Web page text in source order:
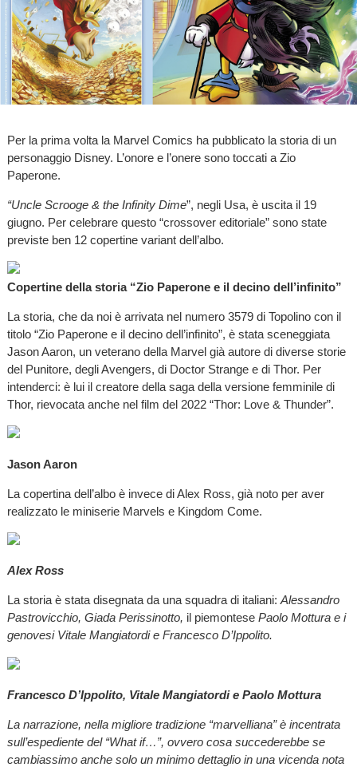
Per la prima volta la Marvel Comics ha pubblicato la storia di un
personaggio Disney. L’onore e l’onere sono toccati a Zio
Paperone.
“Uncle Scrooge & the Infinity Dime”, negli Usa, è uscita il 19
giugno. Per celebrare questo “crossover editoriale” sono state
previste ben 12 copertine variant dell’albo.
Copertine della storia “Zio Paperone e il decino dell’infinito”
La storia, che da noi è arrivata nel numero 3579 di Topolino con il
titolo “Zio Paperone e il decino dell’infinito”, è stata sceneggiata
Jason Aaron, un veterano della Marvel già autore di diverse storie
del Punitore, degli Avengers, di Doctor Strange e di Thor. Per
intenderci: è lui il creatore della saga della versione femminile di
Thor, rievocata anche nel film del 2022 “Thor: Love & Thunder”.
Jason Aaron
La copertina dell’albo è invece di Alex Ross, già noto per aver
realizzato le miniserie Marvels e Kingdom Come.
Alex Ross
La storia è stata disegnata da una squadra di italiani: Alessandro
Pastrovicchio, Giada Perissinotto, il piemontese Paolo Mottura e i
genovesi Vitale Mangiatordi e Francesco D’Ippolito.
Francesco D’Ippolito, Vitale Mangiatordi e Paolo Mottura
La narrazione, nella migliore tradizione “marvelliana” è incentrata
sull’espediente del “What if…”, ovvero cosa succederebbe se
cambiassimo anche solo un minimo dettaglio in una vicenda nota